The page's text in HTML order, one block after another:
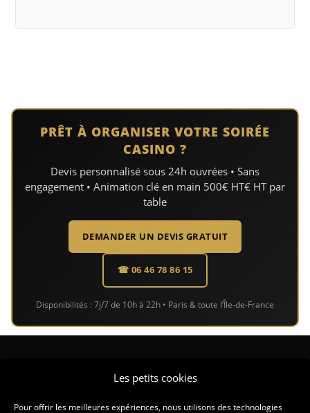
Les petits cookies
Pour offrir les meilleures expériences, nous utilisons des technologies
PRÊT À ORGANISER VOTRE SOIRÉE
CASINO ?
Devis personnalisé sous 24h ouvrées • Sans
engagement • Animation clé en main 500€ HT€ HT par
table
DEMANDER UN DEVIS GRATUIT
☎ 06 46 78 86 15
Disponibilités : 7j/7 de 10h à 22h • Paris & toute l’Île-de-France
CONTACT@LASDUCASINO.FR